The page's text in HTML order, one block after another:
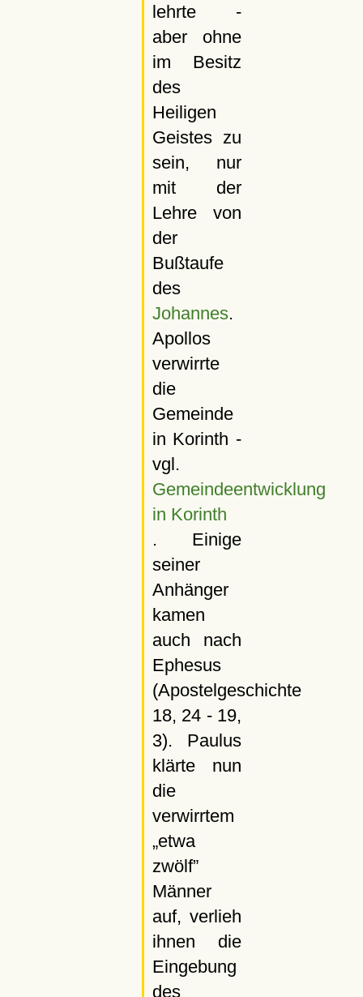
lehrte -
aber ohne
im Besitz
des
Heiligen
Geistes zu
sein, nur
mit der
Lehre von
der
Bußtaufe
des
Johannes.
Apollos
verwirrte
die
Gemeinde
in Korinth -
vgl.
Gemeindeentwicklung
in Korinth
. Einige
seiner
Anhänger
kamen
auch nach
Ephesus
(Apostelgeschichte
18, 24 - 19,
3). Paulus
klärte nun
die
verwirrtem
etwa
zwölf
Männer
auf, verlieh
ihnen die
Eingebung
des